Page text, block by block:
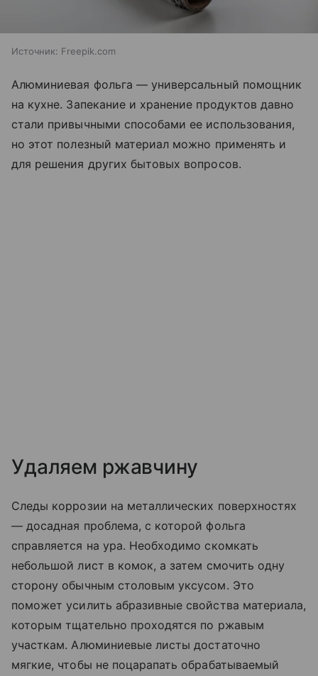
Источник: Freepik.com
Алюминиевая фольга — универсальный помощник
на кухне. Запекание и хранение продуктов давно
стали привычными способами ее использования,
но этот полезный материал можно применять и
для решения других бытовых вопросов.
Удаляем ржавчину
Следы коррозии на металлических поверхностях
— досадная проблема, с которой фольга
справляется на ура. Необходимо скомкать
небольшой лист в комок, а затем смочить одну
сторону обычным столовым уксусом. Это
поможет усилить абразивные свойства материала,
которым тщательно проходятся по ржавым
участкам. Алюминиевые листы достаточно
мягкие, чтобы не поцарапать обрабатываемый